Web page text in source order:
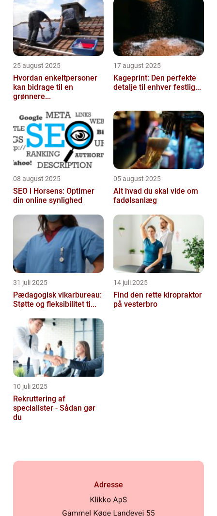
25 august 2025
Hvordan enkeltpersoner
kan bidrage til en
grønnere...
17 august 2025
Kageprint: Den perfekte
detalje til enhver festlig...
08 august 2025
SEO i Horsens: Optimer
din online synlighed
05 august 2025
Alt hvad du skal vide om
fadølsanlæg
31 juli 2025
Pædagogisk vikarbureau:
Støtte og fleksibilitet ti...
14 juli 2025
Find den rette kiropraktor
på vesterbro
10 juli 2025
Rekruttering af
specialister - Sådan gør
du
Adresse